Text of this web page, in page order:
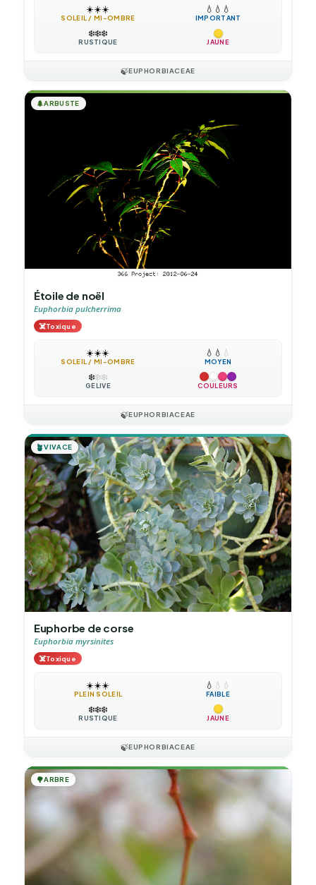
☀️☀️☀️
SOLEIL / MI-OMBRE
💧 💧 💧
IMPORTANT
❄️❄️❄️
RUSTIQUE JAUNE
🍃EUPHORBIACEAE
🌲ARBUSTE
Étoile de noël
Euphorbia pulcherrima
☠️Toxique
☀️☀️☀️
SOLEIL / MI-OMBRE
💧 💧 💧
MOYEN
❄️❄️❄️
GÉLIVE COULEURS
🍃EUPHORBIACEAE
🪴VIVACE
Euphorbe de corse
Euphorbia myrsinites
☠️Toxique
☀️☀️☀️
PLEIN SOLEIL
💧 💧 💧
FAIBLE
❄️❄️❄️
RUSTIQUE JAUNE
🍃EUPHORBIACEAE
🌳ARBRE